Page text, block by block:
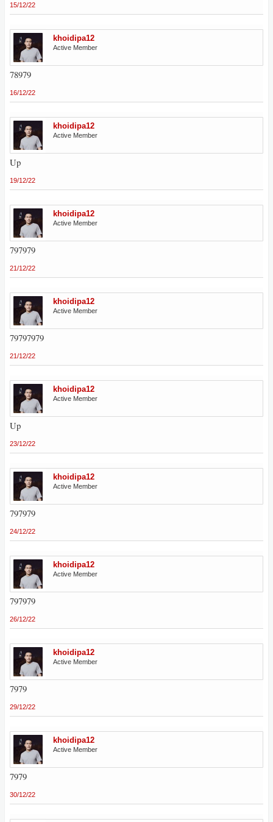
15/12/22
khoidipa12
Active Member
78979
16/12/22
khoidipa12
Active Member
Up
19/12/22
khoidipa12
Active Member
797979
21/12/22
khoidipa12
Active Member
79797979
21/12/22
khoidipa12
Active Member
Up
23/12/22
khoidipa12
Active Member
797979
24/12/22
khoidipa12
Active Member
797979
26/12/22
khoidipa12
Active Member
7979
29/12/22
khoidipa12
Active Member
7979
30/12/22